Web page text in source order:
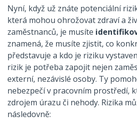
Nyní, když už znáte potenciální
která mohou ohrožovat zdraví a
zaměstnanců, je musíte
znamená, že musíte zjistit, co
představuje a kdo je riziku
rizik je potřeba zapojit nejen
externí, nezávislé osoby. Ty
nebezpečí v pracovním prostředí,
zdrojem úrazu či nehody. Rizika
následovně: